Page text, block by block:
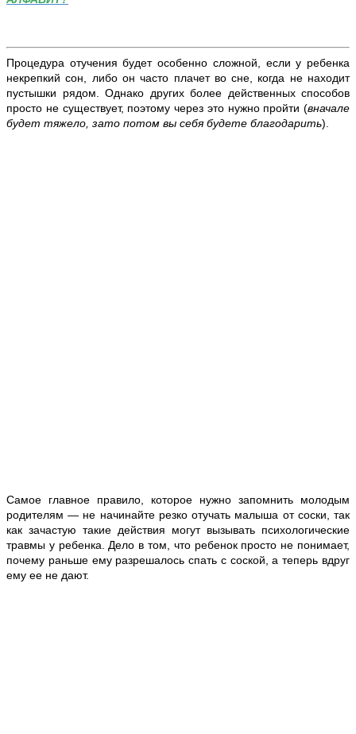
Процедура отучения будет особенно сложной, если у ребенка
некрепкий сон, либо он часто плачет во сне, когда не находит
пустышки рядом. Однако других более действенных способов
просто не существует, поэтому через это нужно пройти (вначале
будет тяжело, зато потом вы себя будете благодарить).
Самое главное правило, которое нужно запомнить молодым
родителям — не начинайте резко отучать малыша от соски, так
как зачастую такие действия могут вызывать психологические
травмы у ребенка. Дело в том, что ребенок просто не понимает,
почему раньше ему разрешалось спать с соской, а теперь вдруг
ему ее не дают.